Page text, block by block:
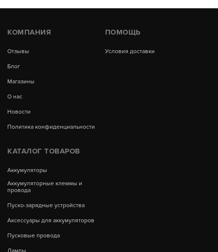
КОМПАНИЯ
Отзывы
Блог
Магазины
О нас
Новости
Политика конфиденциальности
ПОМОЩЬ
Условия доставки
КАТАЛОГ ТОВАРОВ
Аккумуляторы
Аккумуляторные клеммы и
провода
Пуско-зарядные устройства
Аксессуары для аккумуляторов
Пусковые провода